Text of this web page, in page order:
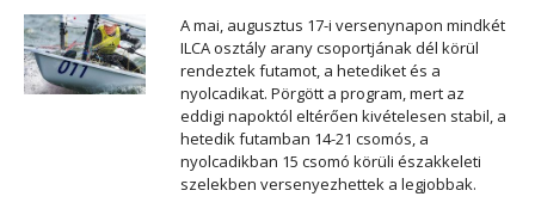
A mai, augusztus 17-i versenynapon mindkét
ILCA osztály arany csoportjának dél körül
rendeztek futamot, a hetediket és a
nyolcadikat. Pörgött a program, mert az
eddigi napoktól eltérően kivételesen stabil, a
hetedik futamban 14-21 csomós, a
nyolcadikban 15 csomó körüli északkeleti
szelekben versenyezhettek a legjobbak.